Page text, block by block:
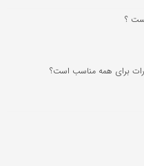
برای همه مناسب است؟